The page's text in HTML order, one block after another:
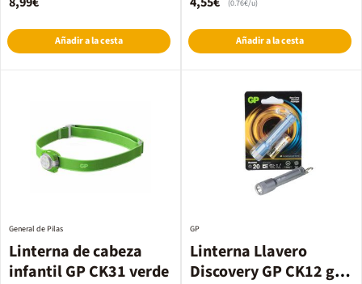
Añadir a la cesta
(0.76€/u)
Añadir a la cesta
Linterna de cabeza
infantil GP CK31 verde
General de Pilas
Linterna Llavero
Discovery GP CK12 gris
GP